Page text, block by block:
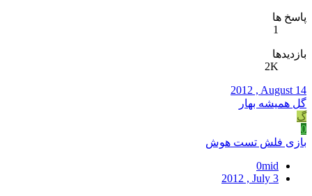
پاسخ ها
1
بازدیدها
2K
2012 , August 14
گل همیشه بهار
گ
0
بازی فلش تست هوش
0mid
2012 , July 3